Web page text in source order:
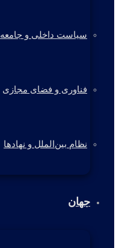
سیاست داخلی و جامعه
فناوری و فضای مجازی
نظام بین‌الملل و نهادها
جهان